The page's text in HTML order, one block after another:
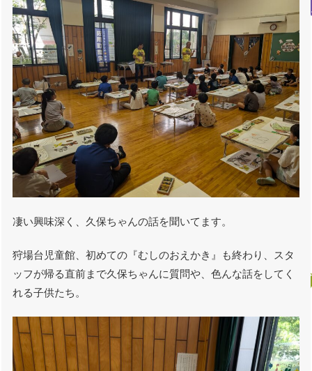
凄い興味深く、久保ちゃんの話を聞いてます。
狩場台児童館、初めての『むしのおえかき』も終わり、スタ
ッフが帰る直前まで久保ちゃんに質問や、色んな話をしてく
れる子供たち。